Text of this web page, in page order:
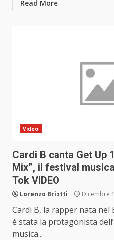
Read More
Video
Cardi B canta Get Up
Mix”, il festival
Tok VIDEO
Lorenzo Briotti Dicembre
Cardi B, la rapper nata nel
è stata la protagonista
musica...